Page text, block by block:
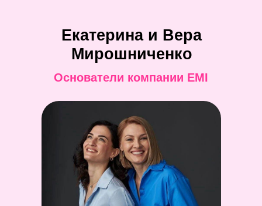
Екатерина и Вера
Мирошниченко
Основатели компании EMI